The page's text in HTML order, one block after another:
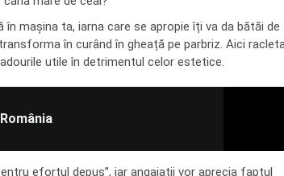
mașina ta, iarna care se apropie îți va da bătăi de
în curând în gheață pe parbriz. Aici
utile în detrimentul celor estetice.
efortul depus”, iar angajații vor aprecia faptul